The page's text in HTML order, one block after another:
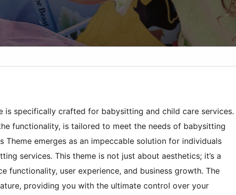
is specifically crafted for babysitting and child care services.
functionality, is tailored to meet the needs of babysitting
Theme emerges as an impeccable solution for individuals
services. This theme is not just about aesthetics; it’s a
functionality, user experience, and business growth. The
providing you with the ultimate control over your